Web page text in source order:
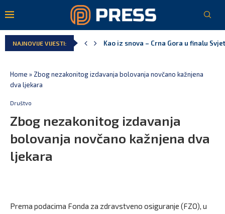
NAJNOVIJE VIJESTI:
Pejak: Hoće li Milan Knežević i
Home » Zbog nezakonitog izdavanja bolovanja novčano kažnjena
dva ljekara
Društvo
Zbog nezakonitog izdavanja
bolovanja novčano kažnjena dva
ljekara
Prema podacima Fonda za zdravstveno osiguranje (FZO), u